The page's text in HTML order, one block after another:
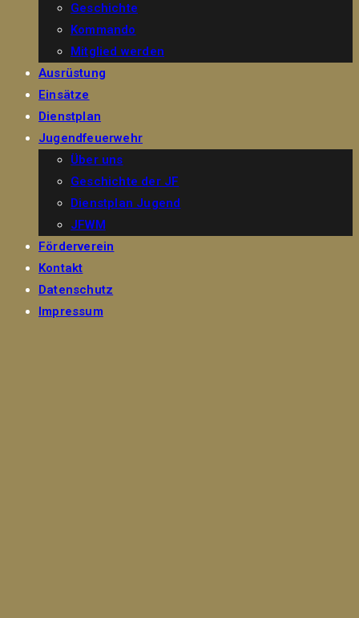
Geschichte
Kommando
Mitglied werden
Ausrüstung
Einsätze
Dienstplan
Jugendfeuerwehr
Über uns
Geschichte der JF
Dienstplan Jugend
JFWM
Förderverein
Kontakt
Datenschutz
Impressum